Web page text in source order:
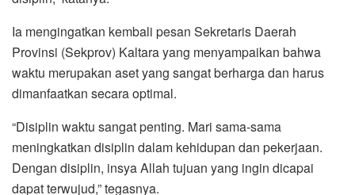
Ia mengingatkan kembali pesan Sekretaris Daerah
Provinsi (Sekprov) Kaltara yang menyampaikan bahwa
waktu merupakan aset yang sangat berharga dan harus
dimanfaatkan secara optimal.
“Disiplin waktu sangat penting. Mari sama-sama
meningkatkan disiplin dalam kehidupan dan pekerjaan.
Dengan disiplin, insya Allah tujuan yang ingin dicapai
dapat terwujud,” tegasnya.